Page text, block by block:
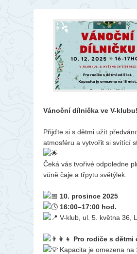
Vánoční dílnička ve V-klubu!
Přijďte si s dětmi užít
atmosféru a vytvořit si svítící
Čeká vás tvořivé odpoledne
vůně čaje a třpytu světýlek.
10. prosince 2025
16:00–17:00 hod.
V-klub, ul. 5. května 36,
Pro rodiče s dětmi
Kapacita je omezena na